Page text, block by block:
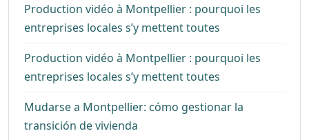
Production vidéo à Montpellier : pourquoi les
entreprises locales s’y mettent toutes
Production vidéo à Montpellier : pourquoi les
entreprises locales s’y mettent toutes
Mudarse a Montpellier: cómo gestionar la
transición de vivienda